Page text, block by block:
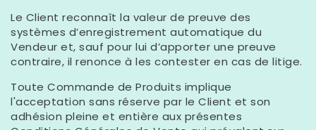
Le Client reconnaît la valeur de preuve des
systèmes d’enregistrement automatique du
Vendeur et, sauf pour lui d’apporter une preuve
contraire, il renonce à les contester en cas de litige.
Toute Commande de Produits implique
l'acceptation sans réserve par le Client et son
adhésion pleine et entière aux présentes